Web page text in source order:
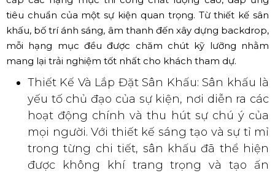
tiêu chuẩn của một sự kiện quan trọng. Từ thiết kế sân
khấu, bố trí ánh sáng, âm thanh đến xây dựng backdrop,
mỗi hạng mục đều được chăm chút kỹ lưỡng nhằm
mang lại trải nghiệm tốt nhất cho khách tham dự.
Thiết Kế Và Lắp Đặt Sân Khấu: Sân khấu là
yếu tố chủ đạo của sự kiện, nơi diễn ra các
hoạt động chính và thu hút sự chú ý của
mọi người. Với thiết kế sáng tạo và sự tỉ mỉ
trong từng chi tiết, sân khấu đã thể hiện
được không khí trang trọng và tạo ấn